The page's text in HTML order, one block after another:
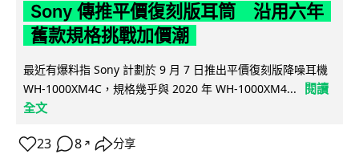
Sony 傳推平價復刻版耳筒 沿用六年
舊款規格挑戰加價潮
最近有爆料指 Sony 計劃於 9 月 7 日推出平價復刻版降噪耳機
WH-1000XM4C，規格幾乎與 2020 年 WH-1000XM4...
閱讀
全文
23 8 ↗ 分享